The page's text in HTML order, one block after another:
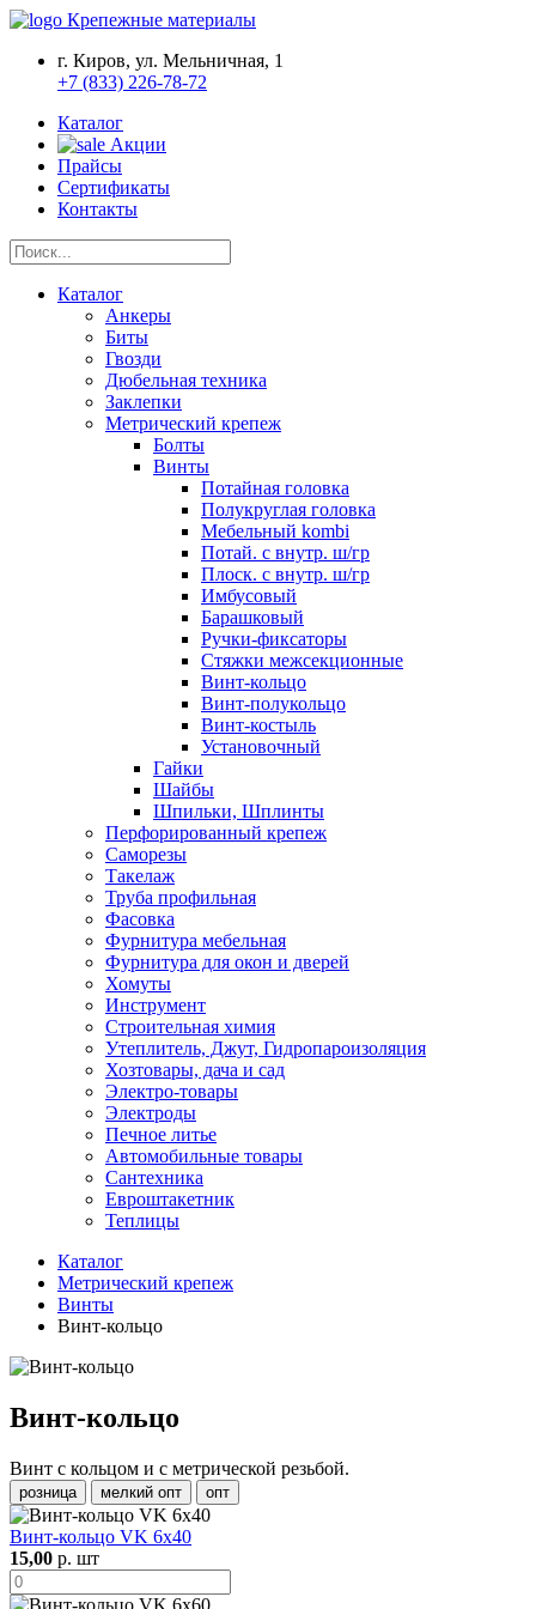
Крепежные материалы
г. Киров, ул. Мельничная, 1
+7 (833) 226-78-72
Каталог
Акции
Прайсы
Сертификаты
Контакты
Каталог
Анкеры
Биты
Гвозди
Дюбельная техника
Заклепки
Метрический крепеж
Болты
Винты
Потайная головка
Полукруглая головка
Мебельный kombi
Потай. с внутр. ш/гр
Плоск. с внутр. ш/гр
Имбусовый
Барашковый
Ручки-фиксаторы
Стяжки межсекционные
Винт-кольцо
Винт-полукольцо
Винт-костыль
Установочный
Гайки
Шайбы
Шпильки, Шплинты
Перфорированный крепеж
Саморезы
Такелаж
Труба профильная
Фасовка
Фурнитура мебельная
Фурнитура для окон и дверей
Хомуты
Инструмент
Строительная химия
Утеплитель, Джут, Гидропароизоляция
Хозтовары, дача и сад
Электро-товары
Электроды
Печное литье
Автомобильные товары
Сантехника
Евроштакетник
Теплицы
Каталог
Метрический крепеж
Винты
Винт-кольцо
Винт-кольцо
Винт с кольцом и с метрической резьбой.
розница мелкий опт опт
Винт-кольцо VK 6х40
15,00 р. шт